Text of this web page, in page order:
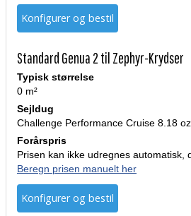
Konfigurer og bestil
Standard Genua 2 til Zephyr-Krydser
Typisk størrelse
0 m²
Sejldug
Challenge Performance Cruise 8.18
Forårspris
Prisen kan ikke udregnes automatisk,
Beregn prisen manuelt her
Konfigurer og bestil